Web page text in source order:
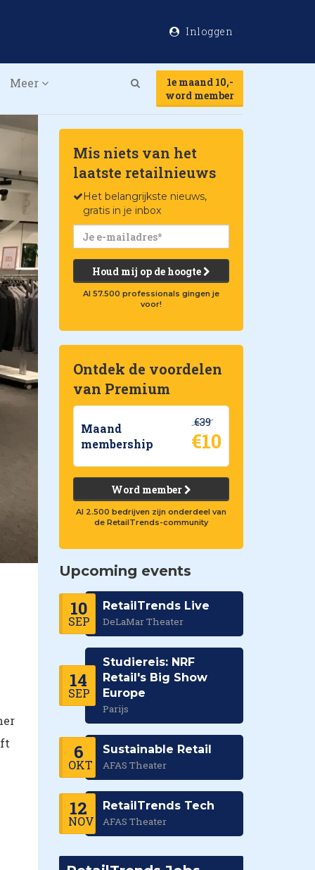
Inloggen
Meer
1e maand 10,-
word member
Mis niets van het
laatste retailnieuws
Het belangrijkste nieuws,
gratis in je inbox
Houd mij op de hoogte
Al 57.500 professionals gingen je
voor!
Ontdek de voordelen
van Premium
Maand
membership
€39
€10
Word member
Al 2.500 bedrijven zijn onderdeel van
de RetailTrends-community
Upcoming events
10
SEP
RetailTrends Live
DeLaMar Theater
14
SEP
Studiereis: NRF
Retail's Big Show
Europe
Parijs
6
OKT
Sustainable Retail
AFAS Theater
12
NOV
RetailTrends Tech
AFAS Theater